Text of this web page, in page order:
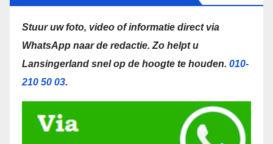
Stuur uw foto, video of informatie direct via
WhatsApp naar de redactie. Zo helpt u
Lansingerland snel op de hoogte te houden. 010-
210 50 03.